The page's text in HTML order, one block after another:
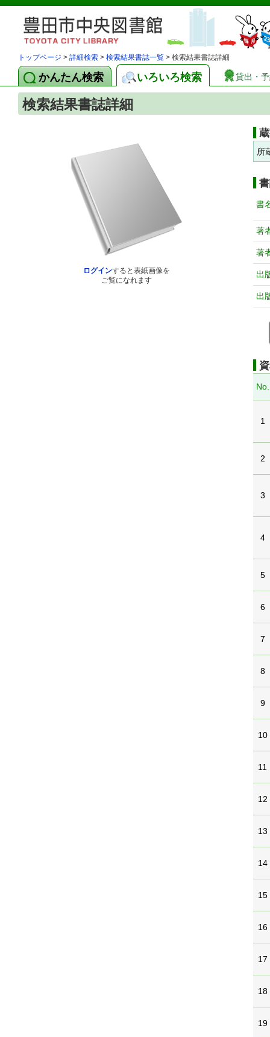
トップページ > 詳細検索 > 検索結果書誌一覧 > 検索結果書誌詳細
かんたん検索 いろいろ検索 貸出・
検索結果書誌詳細
ログインすると表紙画像を
ご覧になれます
所
書
著
著
出
出
No.
1
2
3
4
5
6
7
8
9
10
11
12
13
14
15
16
17
18
19